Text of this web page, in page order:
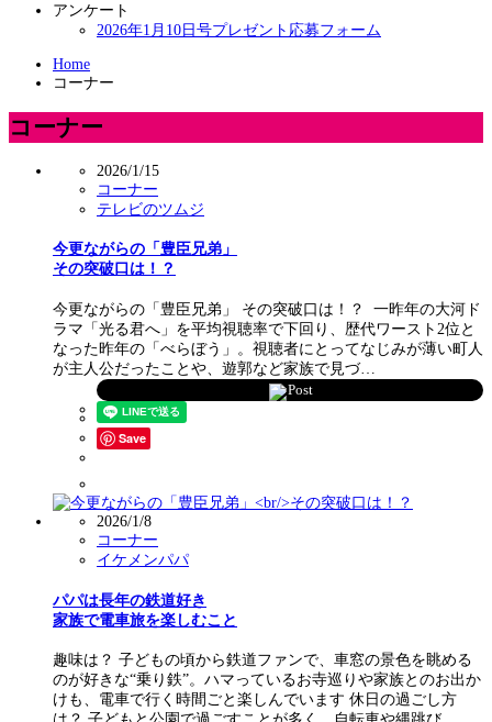
アンケート
2026年1月10日号プレゼント応募フォーム
Home
コーナー
コーナー
2026/1/15
コーナー
テレビのツムジ
今更ながらの「豊臣兄弟」
その突破口は！？
今更ながらの「豊臣兄弟」 その突破口は！？ 一昨年の大河ド
ラマ「光る君へ」を平均視聴率で下回り、歴代ワースト2位と
なった昨年の「べらぼう」。視聴者にとってなじみが薄い町人
が主人公だったことや、遊郭など家族で見づ…
Post
Save
2026/1/8
コーナー
イケメンパパ
パパは長年の鉄道好き
家族で電車旅を楽しむこと
趣味は？ 子どもの頃から鉄道ファンで、車窓の景色を眺める
のが好きな“乗り鉄”。ハマっているお寺巡りや家族とのお出か
けも、電車で行く時間ごと楽しんでいます 休日の過ごし方